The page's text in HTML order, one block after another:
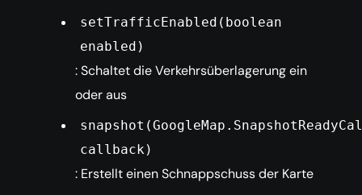
setTrafficEnabled(boolean
enabled)
: Schaltet die Verkehrsüberlagerung ein
oder aus
callback)
: Erstellt einen Schnappschuss der Karte